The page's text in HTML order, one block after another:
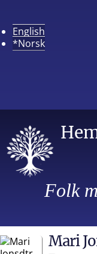
English
*Norsk
Folk
Mari